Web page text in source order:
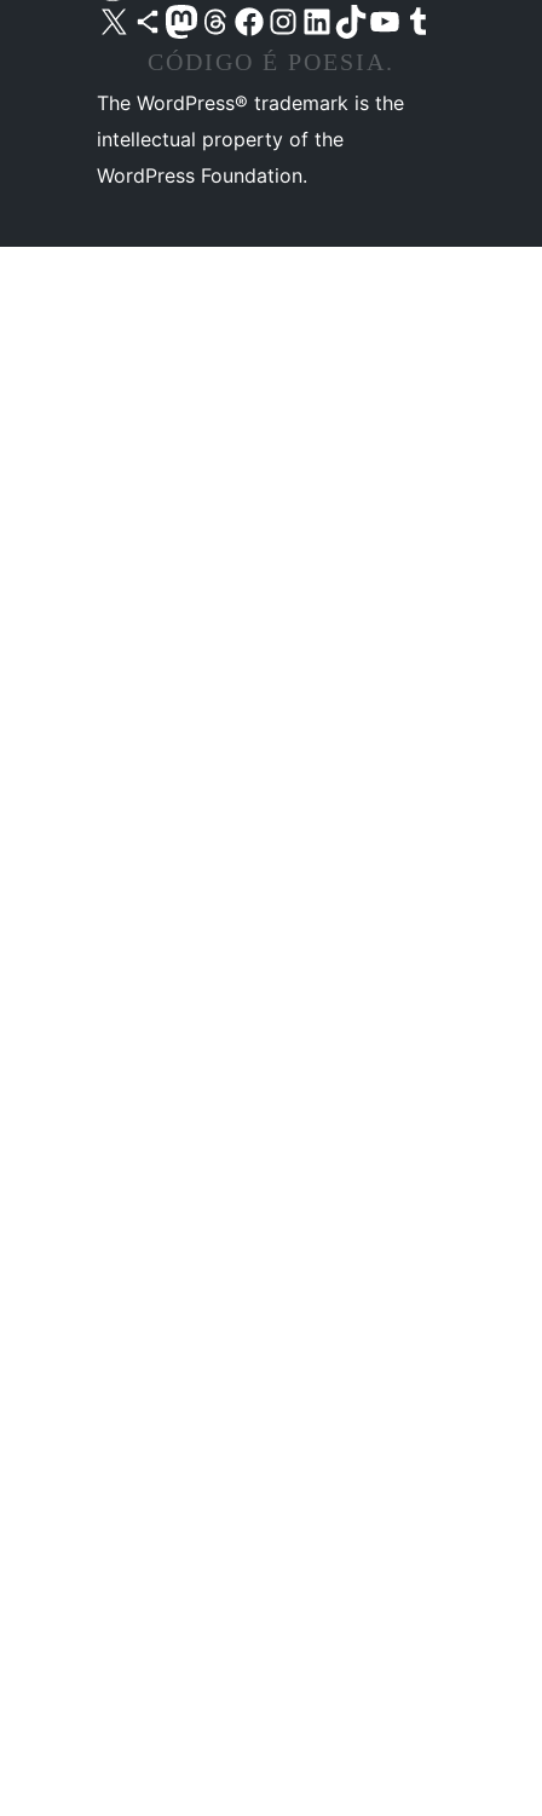
Acessar nossa conta do X (antigo Twitter)
Acessar nossa conta do Bluesky
Acessar nossa conta do Mastodon
Acessar nossa conta do Threads
Acessar nossa página do Facebook
Acessar nossa conta do Instagram
Acessar nossa conta do LinkedIn
Acessar nossa conta do TikTok
Acessar nosso canal do YouTube
Acessar nossa conta no Tumblr
CÓDIGO É POESIA.
The WordPress® trademark is the
intellectual property of the
WordPress Foundation.